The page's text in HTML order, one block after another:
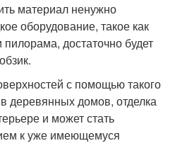
материал ненужно
оборудование, такое как
достаточно будет
с помощью такого
деревянных домов, отделка
и может стать
к уже имеющемуся